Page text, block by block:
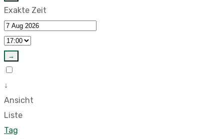
Exakte Zeit
→
↓
Ansicht
Liste
Tag